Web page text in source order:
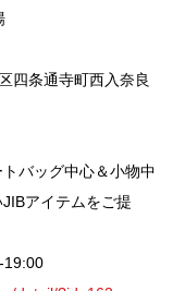
四条通寺町西入奈良
バッグ中心＆小物中
アイテムをご提